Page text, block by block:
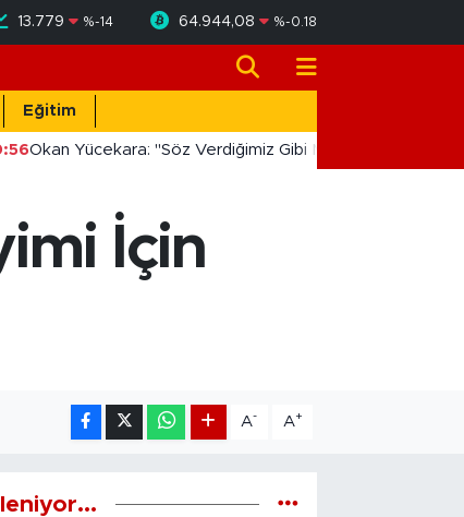
13.779 %-14 64.944,08 %-0.18
Eğitim
Okan Yücekara: "Söz Verdiğimiz Gibi Masada Değil,
İçin
A- A+